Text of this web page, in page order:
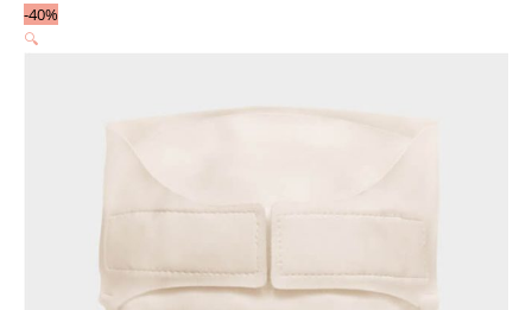
-40%
🔍
990 Ft.
Tmac
mosható